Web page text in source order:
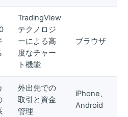
TradingView
テクノロジ
ーによる高
度なチャー
ト機能
ブラウザ
外出先での
取引と資金
管理
iPhone、
Android